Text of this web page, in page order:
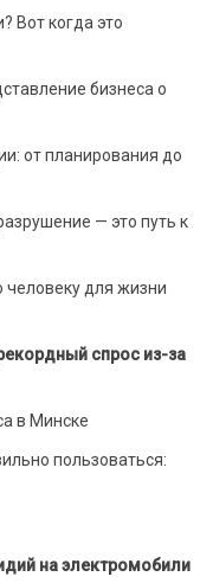
Вот когда это
бизнеса о
от планирования до
— это путь к
для жизни
спрос из-за
в Минске
пользоваться:
на электромобили